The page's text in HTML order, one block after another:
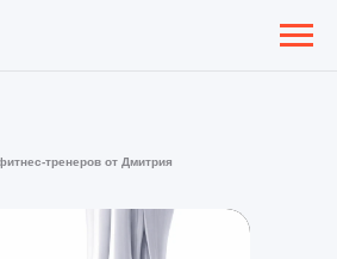
тренеров от Дмитрия